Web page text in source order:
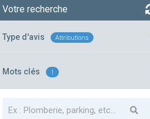
Votre recherche
Type d'avis Attributions
Mots clés 1